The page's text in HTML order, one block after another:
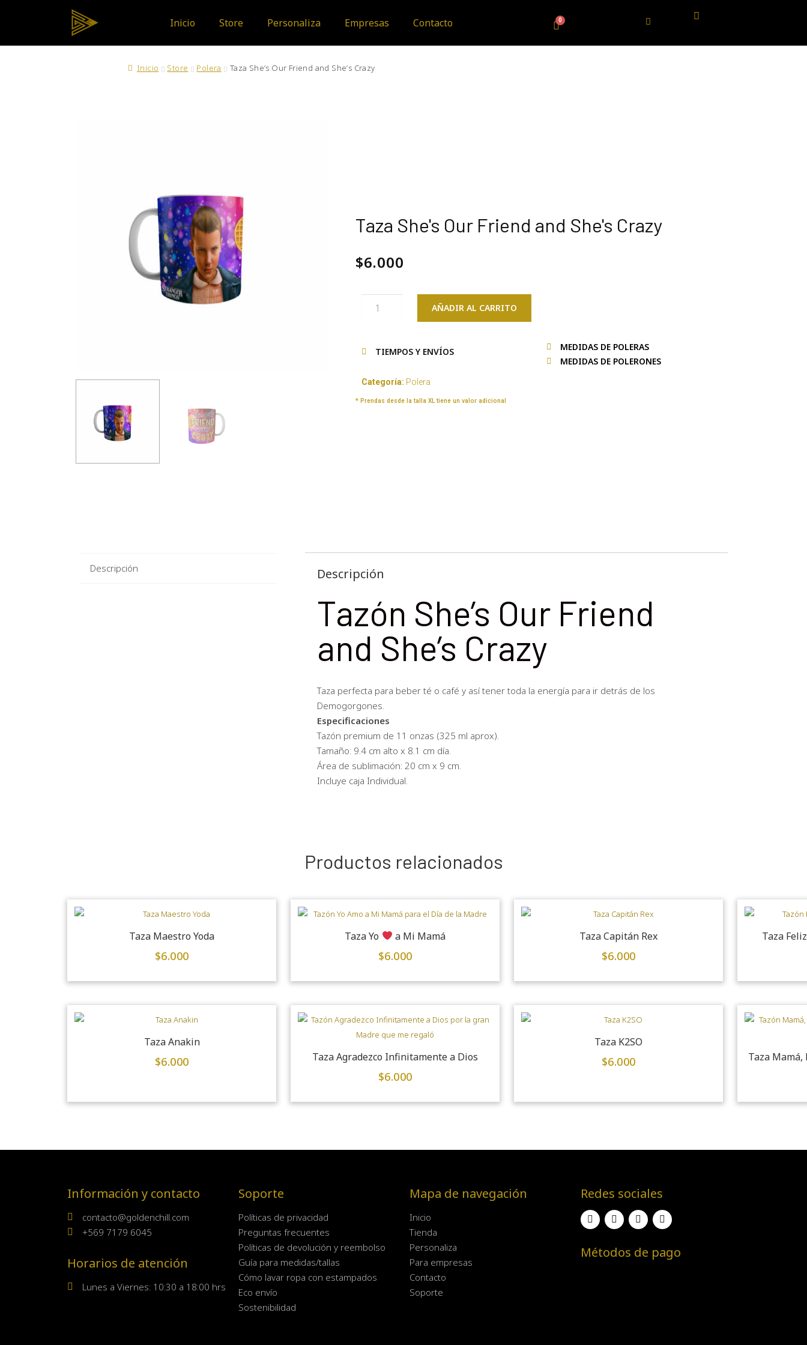
Inicio Store Personaliza Empresas Contacto
Inicio Store Polera Taza She’s Our Friend and She’s Crazy
Taza She's Our Friend and She's Crazy
$6.000
AÑADIR AL CARRITO
TIEMPOS Y ENVÍOS
MEDIDAS DE POLERAS
MEDIDAS DE POLERONES
Categoría: Polera
* Prendas desde la talla XL tiene un valor adicional
Descripción Descripción
Tazón She’s Our Friend
and She’s Crazy
Taza perfecta para beber té o café y así tener toda la energía para ir detrás de los
Demogorgones.
Especificaciones
Tazón premium de 11 onzas (325 ml aprox).
Tamaño: 9.4 cm alto x 8.1 cm día.
Área de sublimación: 20 cm x 9 cm.
Incluye caja Individual.
Productos relacionados
Taza Maestro Yoda
$6.000
Taza Yo a Mi Mamá
$6.000
Taza Capitán Rex
$6.000
Taza
Taza Anakin
$6.000 Taza Agradezco Infinitamente a Dios
$6.000
Taza K2SO
$6.000 Taza
Información y contacto
contacto@goldenchill.com
+569 7179 6045
Horarios de atención
Lunes a Viernes: 10:30 a 18:00 hrs
Soporte
Políticas de privacidad
Preguntas frecuentes
Políticas de devolución y reembolso
Guía para medidas/tallas
Cómo lavar ropa con estampados
Eco envío
Sostenibilidad
Mapa de navegación
Inicio
Tienda
Personaliza
Para empresas
Contacto
Soporte
Redes sociales
Métodos de pago